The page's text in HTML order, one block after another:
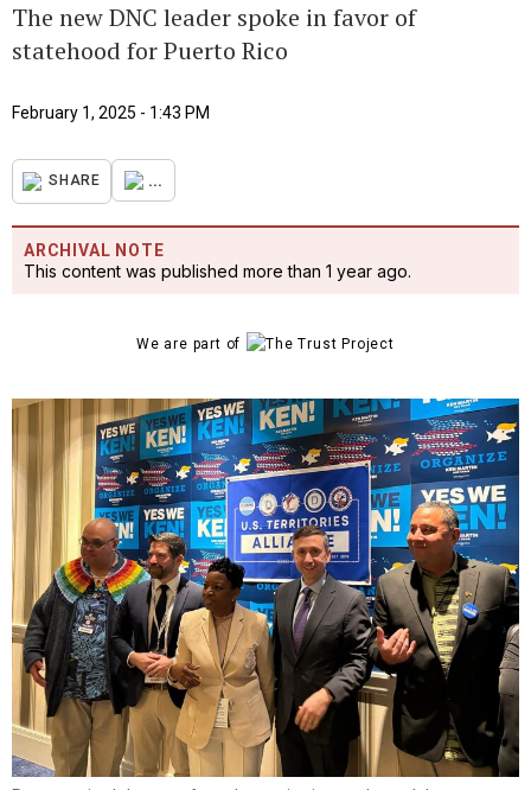
The new DNC leader spoke in favor of
statehood for Puerto Rico
February 1, 2025 - 1:43 PM
SHARE ...
ARCHIVAL NOTE
This content was published more than 1 year ago.
We are part of